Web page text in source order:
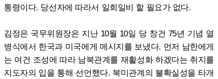
통령이다. 당선자에 따라서 일희일비 할 필요가 없다.
김정은 국무위원장은 지난 10월 10일 당 창건 75년 기념 열
병식에서 한국과 미국에게 메시지를 보냈다. 먼저 남한에게
는 여건 조성에 따라 남북관계를 재활성화 하겠다는 취지를
지도자의 입을 통해 선언했다. 북미관계의 불확실성을 타개